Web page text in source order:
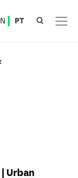
PT
Urban